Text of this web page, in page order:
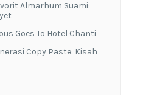
Almarhum Suami:
Goes To Hotel Chanti
Copy Paste: Kisah